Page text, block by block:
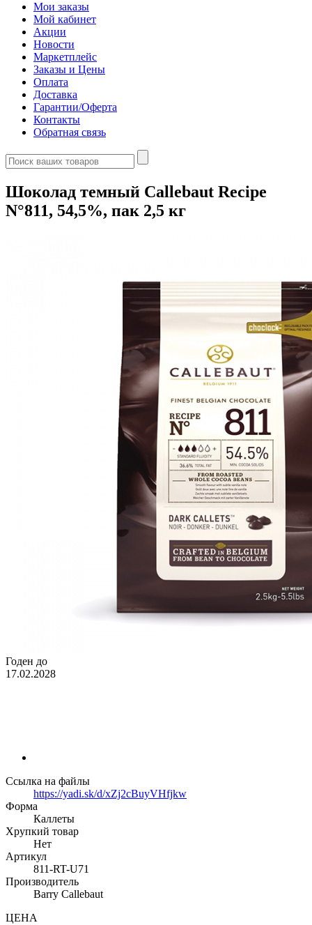
Мои заказы
Мой кабинет
Акции
Новости
Маркетплейс
Заказы и Цены
Оплата
Доставка
Гарантии/Оферта
Контакты
Обратная связь
Шоколад темный Callebaut Recipe
N°811, 54,5%, пак 2,5 кг
Годен до
17.02.2028
Ссылка на файлы
https://yadi.sk/d/xZj2cBuyVHfjkw
Форма
Каллеты
Хрупкий товар
Нет
Артикул
811-RT-U71
Производитель
Barry Callebaut
ЦЕНА